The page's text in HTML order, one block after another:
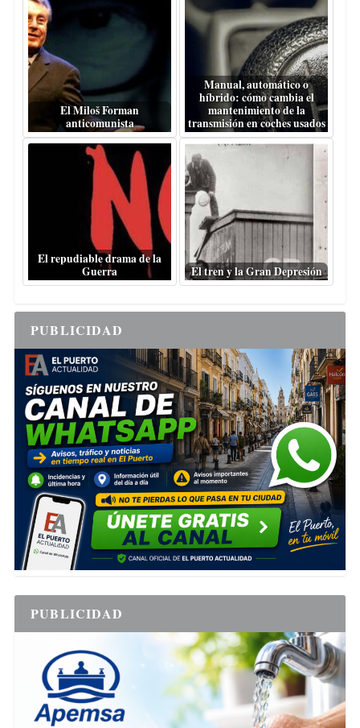
El Miloš Forman
anticomunista
Manual, automático o
híbrido: cómo cambia el
mantenimiento de la
transmisión en coches usados
El repudiable drama de la
Guerra
El tren y la Gran Depresión
PUBLICIDAD
PUBLICIDAD